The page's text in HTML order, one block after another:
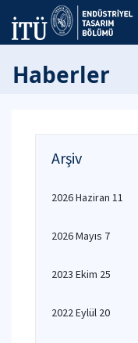
Haberler
Arşiv
2026 Haziran 11
2026 Mayıs 7
2023 Ekim 25
2022 Eylül 20